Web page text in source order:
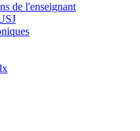
de l'enseignant